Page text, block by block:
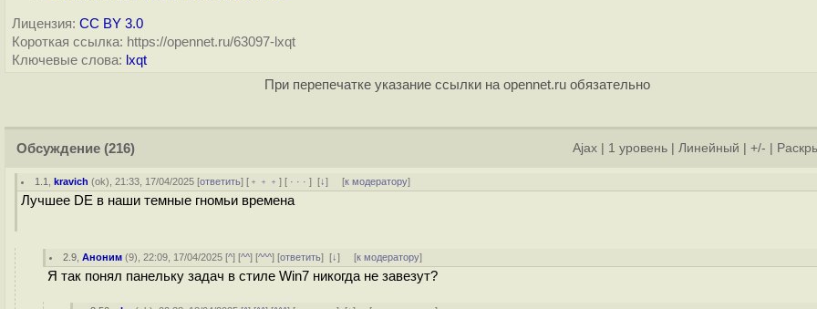
Лицензия: CC BY 3.0
Короткая ссылка: https://opennet.ru/63097-lxqt
Ключевые слова: lxqt
При перепечатке указание ссылки на opennet.ru обязательно
Обсуждение (216) Ajax 1 уровень Линейный +/-
1.1 ,kravich (ok), 21:33, 17/04/2025 [ответить] [ ﹢﹢﹢] [ · · ·][↓] [к модератору]
Лучшее DE в наши темные гномьи времена
2.9 ,Аноним (9), 22:09, 17/04/2025 [^] [^^] [^^^] [ответить][↓] [к модератору]
Я так понял панельку задач в стиле Win7 никогда не завезут?